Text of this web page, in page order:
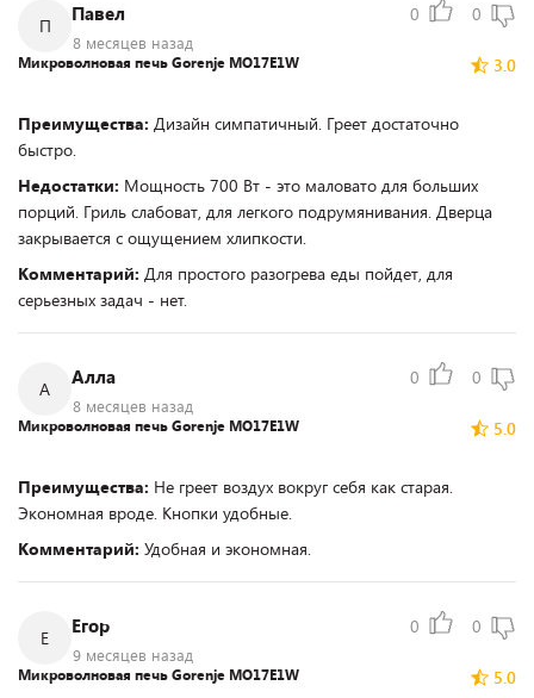
П
Павел
8 месяцев назад
0 0
3.0
Микроволновая печь Gorenje MO17E1W
Преимущества: Дизайн симпатичный. Греет достаточно
быстро.
Недостатки: Мощность 700 Вт - это маловато для больших
порций. Гриль слабоват, для легкого подрумянивания. Дверца
закрывается с ощущением хлипкости.
Комментарий: Для простого разогрева еды пойдет, для
серьезных задач - нет.
А
Алла
8 месяцев назад
0 0
5.0
Микроволновая печь Gorenje MO17E1W
Преимущества: Не греет воздух вокруг себя как старая.
Экономная вроде. Кнопки удобные.
Комментарий: Удобная и экономная.
Е
Егор
9 месяцев назад
0 0
5.0
Микроволновая печь Gorenje MO17E1W